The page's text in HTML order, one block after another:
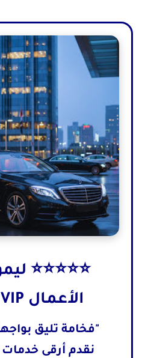
⭐⭐⭐⭐⭐
الأعمال VIP ⭐⭐⭐⭐⭐
"فخامة تليق